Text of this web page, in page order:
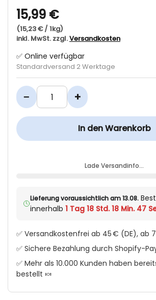
15,99 €
(15,23 € / 1kg)
inkl. MwSt. zzgl.Versandkosten
✅ Online verfügbar
Standardversand 2 Werktage
− +
In den Warenkorb
Lade Versandinfo…
Lieferung voraussichtlich am 13.08.
innerhalb 1 Tag 18 Std. 18 Min. 46
✅ Versandkostenfrei ab 45 € (DE), ab
✅ Sichere Bezahlung durch Shopify-
✅ Mehr als 10.000 Kunden haben
bestellt 🍬